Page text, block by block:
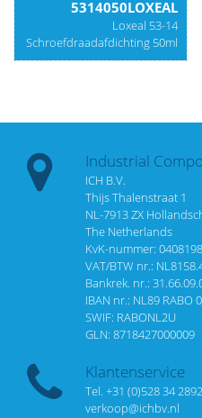
5314050LOXEAL
Loxeal 53-14
Schroefdraadafdichting 50ml
Industrial
ICH B.V.
Thijs Thalenstraat 1
NL-7913 ZX
The Netherlands
KvK-nummer:
VAT/BTW nr.:
Bankrek. nr.:
IBAN nr.: NL89 RABO
SWIF: RABONL2U
GLN: 8718427000009
Klantenservice
Tel. +31 (0)528 34 2892
verkoop@ichbv.nl